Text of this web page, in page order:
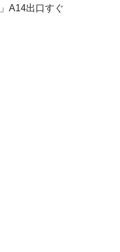
A14出口すぐ